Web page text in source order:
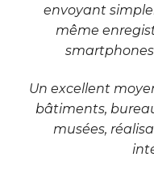
envoyant
même
Un excellent
bâtiments,
musées,